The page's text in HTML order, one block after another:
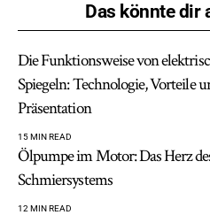
Das könnte dir
Die Funktionsweise von
Spiegeln: Technologie, Vorteile
Präsentation
15 MIN READ
Ölpumpe im Motor: Das Herz
Schmiersystems
12 MIN READ